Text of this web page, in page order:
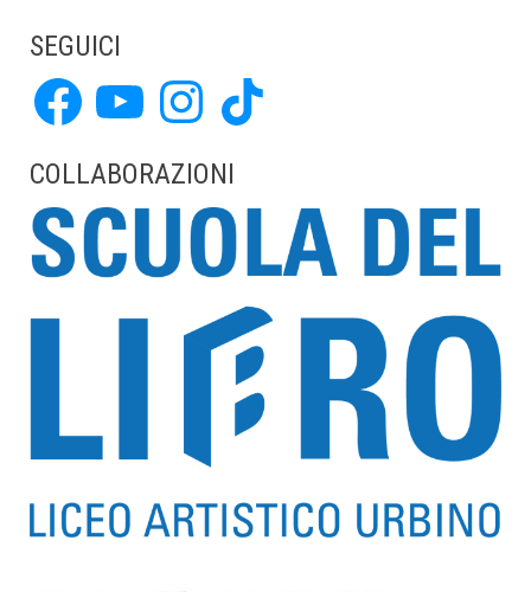
SEGUICI
FacebookYouTube Instagram TikTok
COLLABORAZIONI